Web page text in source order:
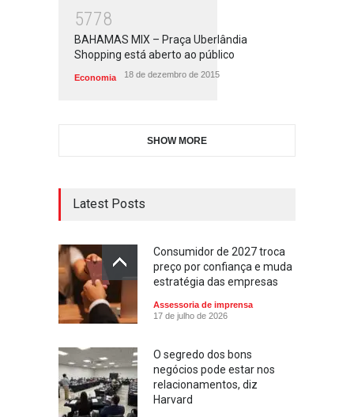
5778
BAHAMAS MIX – Praça Uberlândia
Shopping está aberto ao público
Economia 18 de dezembro de 2015
SHOW MORE
Latest Posts
Consumidor de 2027 troca
preço por confiança e muda
estratégia das empresas
Assessoria de imprensa
17 de julho de 2026
O segredo dos bons
negócios pode estar nos
relacionamentos, diz
Harvard